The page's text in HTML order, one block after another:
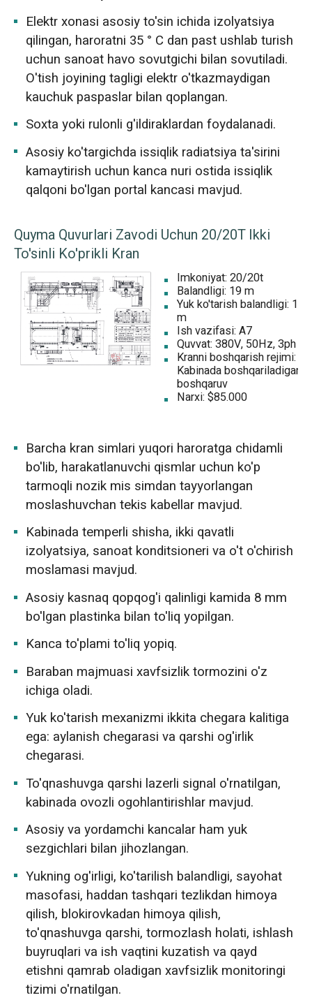
Elektr xonasi asosiy to'sin ichida izolyatsiya
qilingan, haroratni 35 ° C dan past ushlab turish
uchun sanoat havo sovutgichi bilan sovutiladi.
O'tish joyining tagligi elektr o'tkazmaydigan
kauchuk paspaslar bilan qoplangan.
Soxta yoki rulonli g'ildiraklardan foydalanadi.
Asosiy ko'targichda issiqlik radiatsiya ta'sirini
kamaytirish uchun kanca nuri ostida issiqlik
qalqoni bo'lgan portal kancasi mavjud.
Quyma Quvurlari Zavodi Uchun 20/20T Ikki
To'sinli Ko'prikli Kran
Imkoniyat: 20/20t
Balandligi: 19 m
Yuk ko'tarish balandligi: 18
m
Ish vazifasi: A7
Quvvat: 380V, 50Hz, 3ph
Kranni boshqarish rejimi:
Kabinada boshqariladigan
boshqaruv
Narxi: $85.000
Barcha kran simlari yuqori haroratga chidamli
bo'lib, harakatlanuvchi qismlar uchun ko'p
tarmoqli nozik mis simdan tayyorlangan
moslashuvchan tekis kabellar mavjud.
Kabinada temperli shisha, ikki qavatli
izolyatsiya, sanoat konditsioneri va o't o'chirish
moslamasi mavjud.
Asosiy kasnaq qopqog'i qalinligi kamida 8 mm
bo'lgan plastinka bilan to'liq yopilgan.
Kanca to'plami to'liq yopiq.
Baraban majmuasi xavfsizlik tormozini o'z
ichiga oladi.
Yuk ko'tarish mexanizmi ikkita chegara kalitiga
ega: aylanish chegarasi va qarshi og'irlik
chegarasi.
To'qnashuvga qarshi lazerli signal o'rnatilgan,
kabinada ovozli ogohlantirishlar mavjud.
Asosiy va yordamchi kancalar ham yuk
sezgichlari bilan jihozlangan.
Yukning og'irligi, ko'tarilish balandligi, sayohat
masofasi, haddan tashqari tezlikdan himoya
qilish, blokirovkadan himoya qilish,
to'qnashuvga qarshi, tormozlash holati, ishlash
buyruqlari va ish vaqtini kuzatish va qayd
etishni qamrab oladigan xavfsizlik monitoringi
tizimi o'rnatilgan.